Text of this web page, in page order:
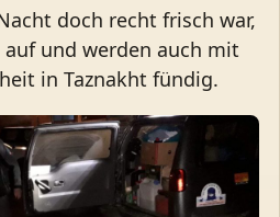
doch recht frisch war,
und werden auch mit
in Taznakht fündig.